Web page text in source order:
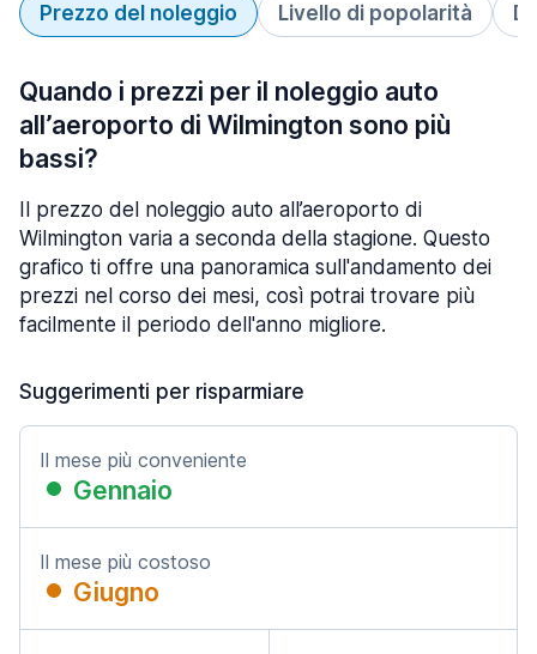
Prezzo del noleggio Livello di popolarità
Quando i prezzi per il noleggio auto
all’aeroporto di Wilmington sono più
bassi?
Il prezzo del noleggio auto all’aeroporto di
Wilmington varia a seconda della stagione. Questo
grafico ti offre una panoramica sull'andamento dei
prezzi nel corso dei mesi, così potrai trovare più
facilmente il periodo dell'anno migliore.
Suggerimenti per risparmiare
Il mese più conveniente
Gennaio
Il mese più costoso
Giugno